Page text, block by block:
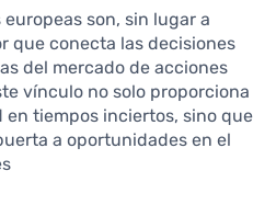
son, sin lugar a
que conecta las decisiones
del mercado de acciones
vínculo no solo proporciona
tiempos inciertos, sino que
a oportunidades en el